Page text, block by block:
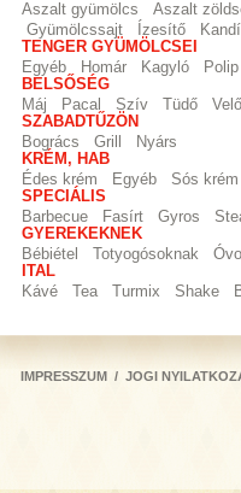
Aszalt gyümölcs
Aszalt
Gyümölcssajt
Ízesítő
TENGER GYÜMÖLCSEI
Egyéb
Homár Kagyló
Polip
BELSŐSÉG
Máj
Pacal Szív Tüdő
Velő
SZABADTŰZÖN
Bogrács
Grill
Nyárs
KRÉM, HAB
Édes krém
Egyéb
Sós krém
SPECIÁLIS
Barbecue
Fasírt Gyros
GYEREKEKNEK
Bébiétel
Totyogósoknak
ITAL
Kávé
Tea Turmix Shake
IMPRESSZUM / JOGI